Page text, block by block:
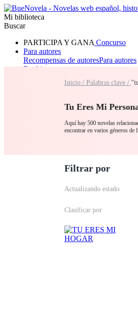
Mi biblioteca
Buscar
PARTICIPA Y GANA Concurso
Para autores
Recompensas de autoresPara autores
Ranking
Romance Hombre loboMafia
Inicio / Palabras clave /
Tu Eres Mi
Aquí hay 500 novelas
encontrar en varios géneros
Filtrar por
Actualizando estado
Clasificar por